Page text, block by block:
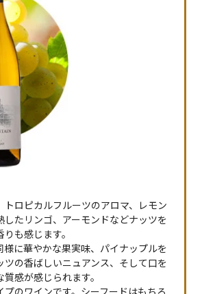
トロピカルフルーツのアロマ、レモン
したリンゴ、アーモンドなどナッツを
も感じます。
様に華やかな果実味、パイナップルを
ツの香ばしいニュアンス、そして口を
感が感じられます。
プのワインです。シーフードはもちろ